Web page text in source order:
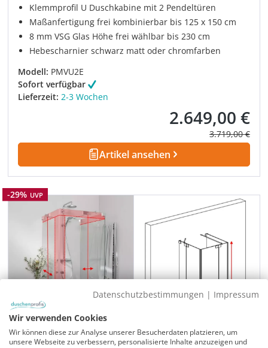
Klemmprofil U Duschkabine mit 2 Pendeltüren
Maßanfertigung frei kombinierbar bis 125 x 150 cm
8 mm VSG Glas Höhe frei wählbar bis 230 cm
Hebescharnier schwarz matt oder chromfarben
Modell: PMVU2E
Sofort verfügbar
Lieferzeit: 2-3 Wochen
Verkaufspreis:
2.649,00 €
Regulärer
3.719,00 €
Artikel ansehen
Rabatt
-29% UVP
Datenschutzbestimmungen | Impressum
Wir verwenden Cookies
Wir können diese zur Analyse unserer Besucherdaten platzieren, um
unsere Webseite zu verbessern, personalisierte Inhalte anzuzeigen und